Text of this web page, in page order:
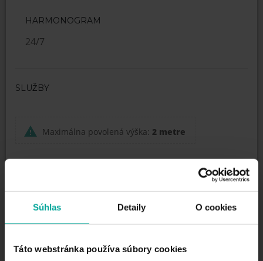
Súhlas Detaily O cookies
Táto webstránka používa súbory cookies
HARMONOGRAM
24/7
SLUŽBY
Maximálna povolená výška: 2 metre
CityPark Ružinov je rezidenčný projekt v lokalite,
ktorý svojou dispozíciou kombinuje požiadavku
mestským bývaním. Obchodná zóna je v prízemí